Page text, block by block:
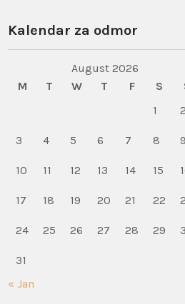
Kalendar za odmor
August 2026
M
T W T F S
1
2
3 4 5 6 7 8 9
10 11 12 13 14 15
17 18 19 20 21 22
24 25 26 27 28 29
31
« Jan